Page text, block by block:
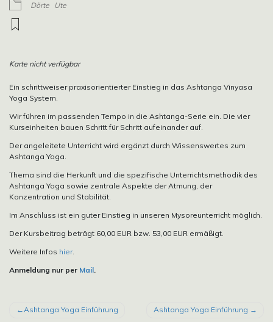
Dörte Ute
Karte nicht verfügbar
Ein schrittweiser praxisorientierter Einstieg in das Ashtanga Vinyasa
Yoga System.
Wir führen im passenden Tempo in die Ashtanga-Serie ein. Die vier
Kurseinheiten bauen Schritt für Schritt aufeinander auf.
Der angeleitete Unterricht wird ergänzt durch Wissenswertes zum
Ashtanga Yoga.
Thema sind die Herkunft und die spezifische Unterrichtsmethodik des
Ashtanga Yoga sowie zentrale Aspekte der Atmung, der
Konzentration und Stabilität.
Im Anschluss ist ein guter Einstieg in unseren Mysoreunterricht möglich.
Der Kursbeitrag beträgt 60,00 EUR bzw. 53,00 EUR ermäßigt.
Weitere Infos hier.
Anmeldung nur per Mail.
BEITRAGSNAVIGATION
Ashtanga Yoga Einführung Ashtanga Yoga Einführung